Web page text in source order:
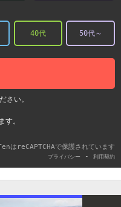
40代 50代～
さい。
。
はreCAPTCHAで保護されています
プライバシー - 利用契約